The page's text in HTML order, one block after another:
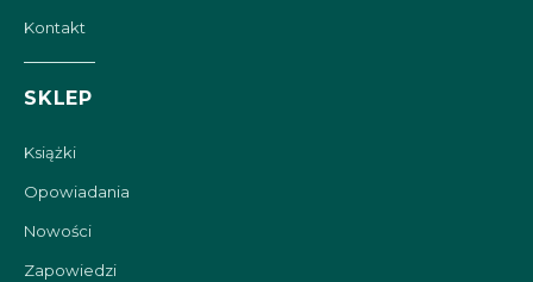
Kontakt
SKLEP
Książki
Opowiadania
Nowości
Zapowiedzi